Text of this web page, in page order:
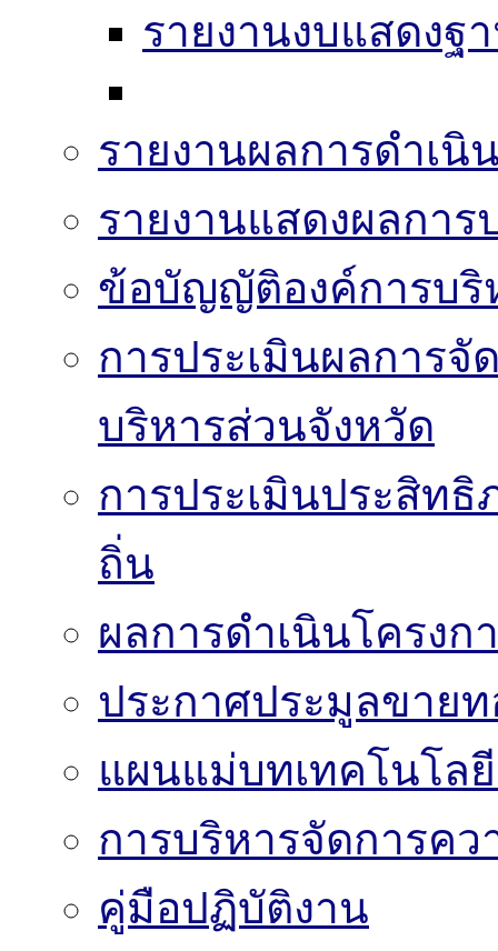
รายงานงบแสดงฐ
รายงานผลการดำเ
รายงานแสดงผลกา
ข้อบัญญัติองค์การบริ
การประเมินผลการ
บริหารส่วนจังหวัด
การประเมินประสิท
ถิ่น
ผลการดำเนินโครงก
ประกาศประมูลขาย
แผนแม่บทเทคโนโล
การบริหารจัดการคว
คู่มือปฏิบัติงาน